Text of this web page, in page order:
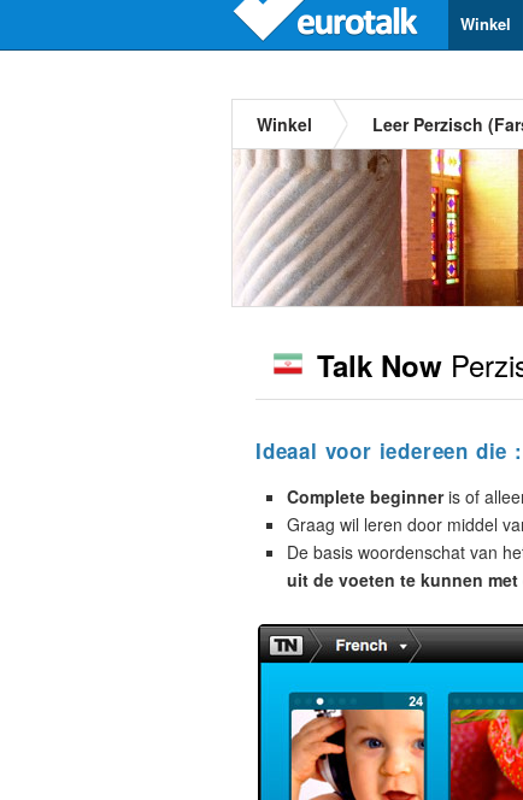
Winkel
Winkel Leer Perzisch
Talk Now
Ideaal voor iedereen die :
Complete beginneris of
Graag wil leren door middel
De basis woordenschat van
uit de voeten te kunnen met